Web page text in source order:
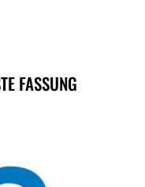
FASSUNG